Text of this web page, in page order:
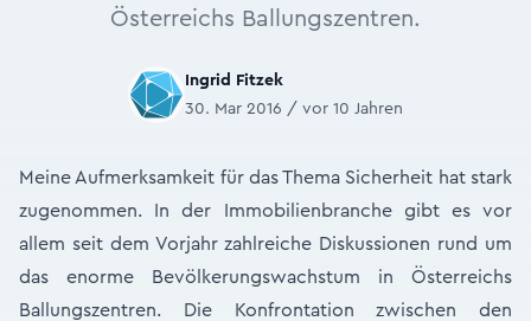
Österreichs Ballungszentren.
Ingrid Fitzek
30. Mar 2016 / vor 10 Jahren
Meine Aufmerksamkeit für das Thema Sicherheit hat stark
zugenommen. In der Immobilienbranche gibt es vor
allem seit dem Vorjahr zahlreiche Diskussionen rund um
das enorme Bevölkerungswachstum in Österreichs
Ballungszentren. Die Konfrontation zwischen den